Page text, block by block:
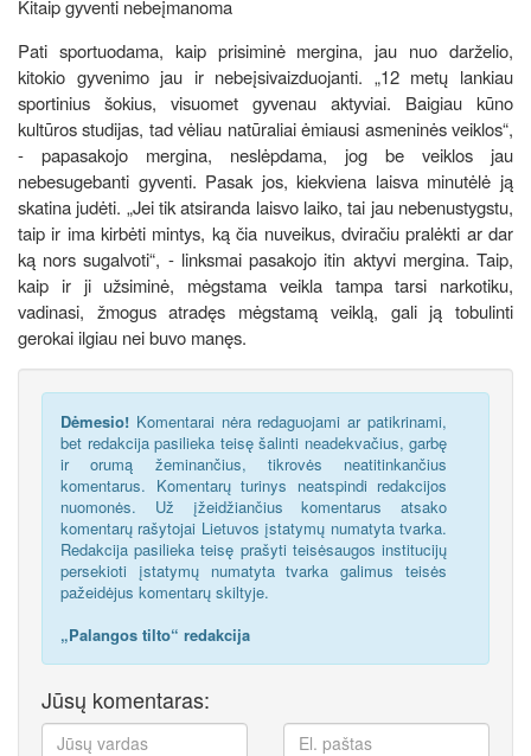
Kitaip gyventi nebeįmanoma
Pati sportuodama, kaip prisiminė mergina, jau nuo darželio,
kitokio gyvenimo jau ir nebeįsivaizduojanti. „12 metų lankiau
sportinius šokius, visuomet gyvenau aktyviai. Baigiau kūno
kultūros studijas, tad vėliau natūraliai ėmiausi asmeninės veiklos“,
- papasakojo mergina, neslėpdama, jog be veiklos jau
nebesugebanti gyventi. Pasak jos, kiekviena laisva minutėlė ją
skatina judėti. „Jei tik atsiranda laisvo laiko, tai jau nebenustygstu,
taip ir ima kirbėti mintys, ką čia nuveikus, dviračiu pralėkti ar dar
ką nors sugalvoti“, - linksmai pasakojo itin aktyvi mergina. Taip,
kaip ir ji užsiminė, mėgstama veikla tampa tarsi narkotiku,
vadinasi, žmogus atradęs mėgstamą veiklą, gali ją tobulinti
gerokai ilgiau nei buvo manęs.
Dėmesio! Komentarai nėra redaguojami ar patikrinami,
bet redakcija pasilieka teisę šalinti neadekvačius, garbę
ir orumą žeminančius, tikrovės neatitinkančius
komentarus. Komentarų turinys neatspindi redakcijos
nuomonės. Už įžeidžiančius komentarus atsako
komentarų rašytojai Lietuvos įstatymų numatyta tvarka.
Redakcija pasilieka teisę prašyti teisėsaugos institucijų
persekioti įstatymų numatyta tvarka galimus teisės
pažeidėjus komentarų skiltyje.
„Palangos tilto“ redakcija
Jūsų komentaras: